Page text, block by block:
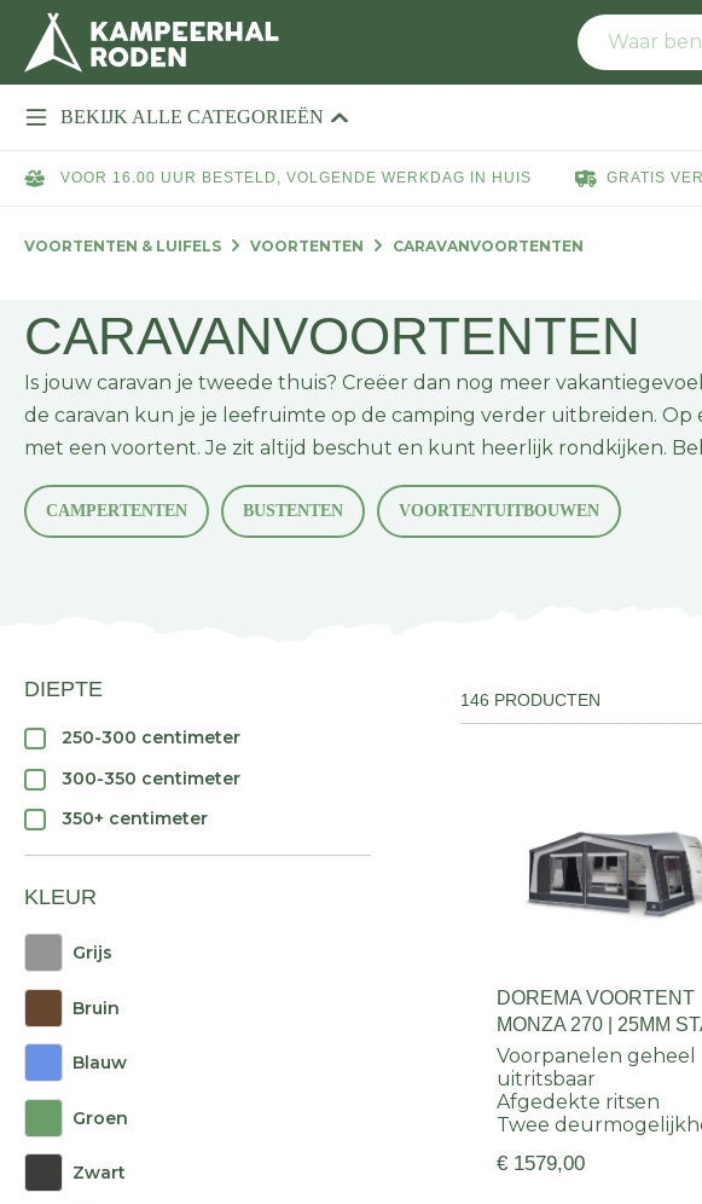
BEKIJK ALLE CATEGORIEËN
VOOR 16.00 UUR BESTELD, VOLGENDE WERKDAG IN HUIS GRATIS
VOORTENTEN & LUIFELS VOORTENTEN CARAVANVOORTENTEN
CARAVANVOORTENTEN
Is jouw caravan je tweede thuis? Creëer dan nog meer
de caravan kun je je leefruimte op de camping verder uitbreiden.
met een voortent. Je zit altijd beschut en kunt heerlijk rondkijken.
CAMPERTENTEN BUSTENTEN VOORTENTUITBOUWEN
DIEPTE
250-300 centimeter
300-350 centimeter
350+ centimeter
KLEUR
Grijs
Bruin
Blauw
Groen
Zwart
146 PRODUCTEN
DOREMA VOORTENT
MONZA 270 | 25MM
FRAME
Voorpanelen geheel
uitritsbaar
Afgedekte ritsen
Twee
€ 1579,00